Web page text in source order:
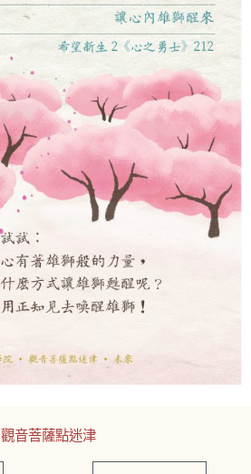
觀音菩薩點迷津